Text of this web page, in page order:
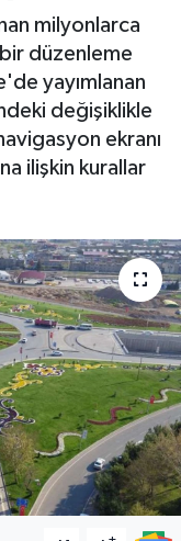
milyonlarca
düzenleme
yayımlanan
değişiklikle
ekranı
ilişkin kurallar